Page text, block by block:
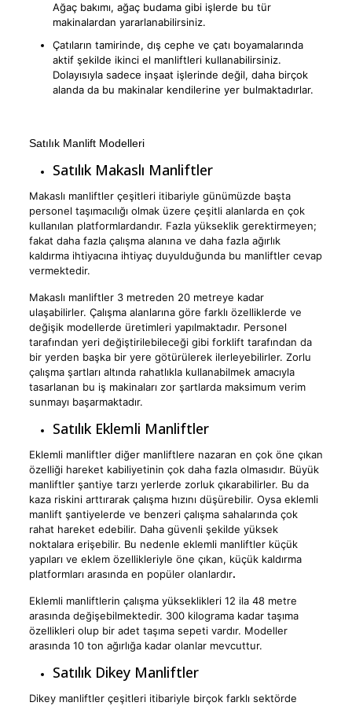
Ağaç bakımı, ağaç budama gibi işlerde bu tür
makinalardan yararlanabilirsiniz.
Çatıların tamirinde, dış cephe ve çatı boyamalarında
aktif şekilde ikinci el manliftleri kullanabilirsiniz.
Dolayısıyla sadece inşaat işlerinde değil, daha birçok
alanda da bu makinalar kendilerine yer bulmaktadırlar.
Satılık Manlift Modelleri
Satılık Makaslı Manliftler
Makaslı manliftler çeşitleri itibariyle günümüzde başta
personel taşımacılığı olmak üzere çeşitli alanlarda en çok
kullanılan platformlardandır. Fazla yükseklik gerektirmeyen;
fakat daha fazla çalışma alanına ve daha fazla ağırlık
kaldırma ihtiyacına ihtiyaç duyulduğunda bu manliftler cevap
vermektedir.
Makaslı manliftler 3 metreden 20 metreye kadar
ulaşabilirler. Çalışma alanlarına göre farklı özelliklerde ve
değişik modellerde üretimleri yapılmaktadır. Personel
tarafından yeri değiştirilebileceği gibi forklift tarafından da
bir yerden başka bir yere götürülerek ilerleyebilirler. Zorlu
çalışma şartları altında rahatlıkla kullanabilmek amacıyla
tasarlanan bu iş makinaları zor şartlarda maksimum verim
sunmayı başarmaktadır.
Satılık Eklemli Manliftler
Eklemli manliftler diğer manliftlere nazaran en çok öne çıkan
özelliği hareket kabiliyetinin çok daha fazla olmasıdır. Büyük
manliftler şantiye tarzı yerlerde zorluk çıkarabilirler. Bu da
kaza riskini arttırarak çalışma hızını düşürebilir. Oysa eklemli
manlift şantiyelerde ve benzeri çalışma sahalarında çok
rahat hareket edebilir. Daha güvenli şekilde yüksek
noktalara erişebilir. Bu nedenle eklemli manliftler küçük
yapıları ve eklem özellikleriyle öne çıkan, küçük kaldırma
platformları arasında en popüler olanlardır.
Eklemli manliftlerin çalışma yükseklikleri 12 ila 48 metre
arasında değişebilmektedir. 300 kilograma kadar taşıma
özellikleri olup bir adet taşıma sepeti vardır. Modeller
arasında 10 ton ağırlığa kadar olanlar mevcuttur.
Satılık Dikey Manliftler
Dikey manliftler çeşitleri itibariyle birçok farklı sektörde